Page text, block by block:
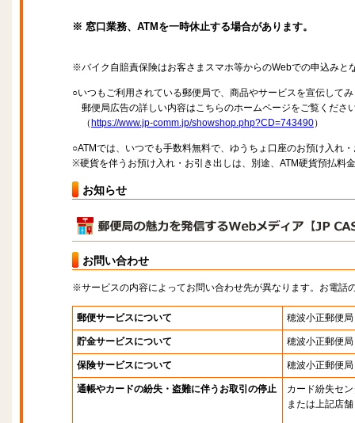
※ 窓口業務、ATMを一時休止する場合があります。
※バイク自賠責保険はお客さまスマホ等からのWebでの申込みと
○いつもご利用されている郵便局で、商品やサービスを宣伝して
郵便局広告の詳しい内容はこちらのホームページをご覧くださ
（ https://www.jp-comm.jp/showshop.php?CD=743490）
○ATMでは、いつでも手数料無料で、ゆうちょ口座のお預け入れ
※硬貨を伴うお預け入れ・お引き出しは、別途、ATM硬貨預払料
お知らせ
お問い合わせ
※サービスの内容によってお問い合わせ先が異なります。お電話
郵便サービスについて 穂波小正郵便局
貯金サービスについて 穂波小正郵便局
保険サービスについて 穂波小正郵便局
通帳やカードの紛失・盗難に伴うお取引の停止
カード紛失セ
または上記店舗